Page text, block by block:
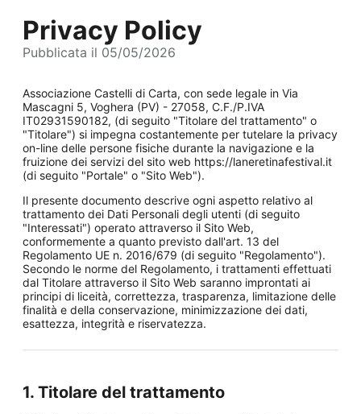
Privacy Policy
Pubblicata il 05/05/2026
Associazione Castelli di Carta, con sede legale in Via
Mascagni 5, Voghera (PV) - 27058, C.F./P.IVA
IT02931590182, (di seguito "Titolare del trattamento" o
"Titolare") si impegna costantemente per tutelare la privacy
on-line delle persone fisiche durante la navigazione e la
fruizione dei servizi del sito web https://laneretinafestival.it
(di seguito "Portale" o "Sito Web").
Il presente documento descrive ogni aspetto relativo al
trattamento dei Dati Personali degli utenti (di seguito
"Interessati") operato attraverso il Sito Web,
conformemente a quanto previsto dall'art. 13 del
Regolamento UE n. 2016/679 (di seguito "Regolamento").
Secondo le norme del Regolamento, i trattamenti effettuati
dal Titolare attraverso il Sito Web saranno improntati ai
principi di liceità, correttezza, trasparenza, limitazione delle
finalità e della conservazione, minimizzazione dei dati,
esattezza, integrità e riservatezza.
1. Titolare del trattamento